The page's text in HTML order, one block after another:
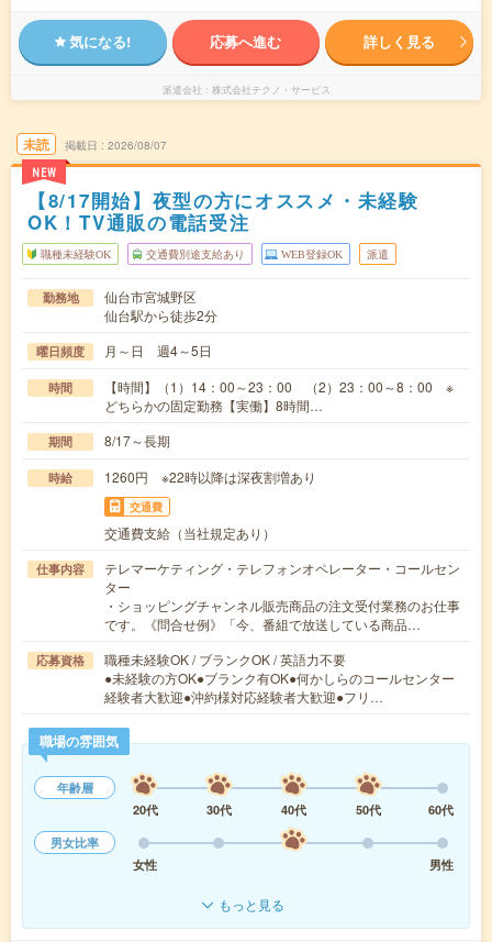
気になる! 応募へ進む 詳しく見る
派遣会社 株式会社テクノ・サービス
未読
NEW
掲載日 2026/08/07
【8/17開始】夜型の方にオススメ・未経験
OK！TV通販の電話受注
職種未経験OK 交通費別途支給あり WEB登録OK 派遣
勤務地
仙台市宮城野区
仙台駅から徒歩2分
曜日頻度 月～日 週4～5日
時間
【時間】（1）14：00～23：00 （2）23：00～8：00 ※
どちらかの固定勤務【実働】8時間…
期間 8/17～長期
時給 1260円 ※22時以降は深夜割増あり
交通費
交通費支給（当社規定あり）
仕事内容
テレマーケティング・テレフォンオペレーター・コールセン
ター
・ショッピングチャンネル販売商品の注文受付業務のお仕事
です。《問合せ例》「今、番組で放送している商品…
応募資格
職種未経験OK / ブランクOK / 英語力不要
●未経験の方OK●ブランク有OK●何かしらのコールセンター
経験者大歓迎●沖約様対応経験者大歓迎●フリ…
職場の雰囲気
年齢層
20代
30代 40代 50代
60代
男女比率
女性
男性
もっと見る